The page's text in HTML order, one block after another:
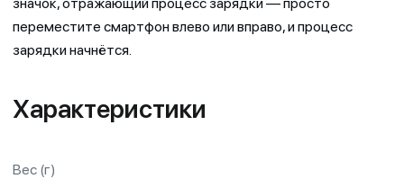
переместите смартфон влево или вправо, и процесс
зарядки начнётся.
Характеристики
Вес (г)